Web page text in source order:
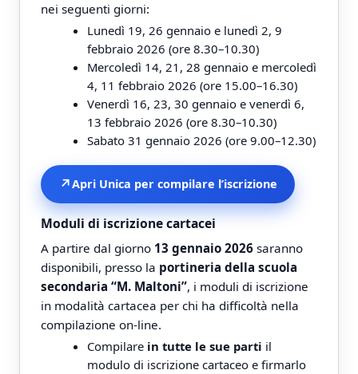
nei seguenti giorni:
Lunedì 19, 26 gennaio e lunedì 2, 9
febbraio 2026 (ore 8.30–10.30)
Mercoledì 14, 21, 28 gennaio e mercoledì
4, 11 febbraio 2026 (ore 15.00–16.30)
Venerdì 16, 23, 30 gennaio e venerdì 6,
13 febbraio 2026 (ore 8.30–10.30)
Sabato 31 gennaio 2026 (ore 9.00–12.30)
↗Apri Unica per compilare l’iscrizione
Moduli di iscrizione cartacei
A partire dal giorno 13 gennaio 2026 saranno
disponibili, presso la portineria della scuola
secondaria “M. Maltoni”, i moduli di iscrizione
in modalità cartacea per chi ha difficoltà nella
compilazione on-line.
Compilare in tutte le sue parti il
modulo di iscrizione cartaceo e firmarlo